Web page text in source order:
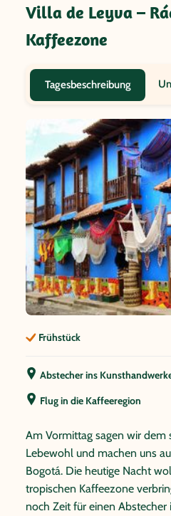
Villa de Leyva –
Kaffeezone
Tagesbeschreibung
Frühstück
Abstecher ins
Flug in die Kaffeeregion
Am Vormittag sagen wir dem
Lebewohl und machen uns
Bogotá. Die heutige Nacht
tropischen Kaffeezone
noch Zeit für einen Abstecher